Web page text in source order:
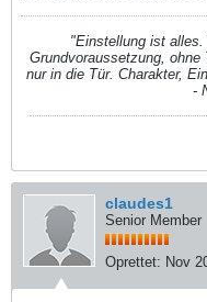
"Einstellung ist
Grundvoraussetzung,
nur in die Tür. Charakter,
-
claudes1
Senior Member
Oprettet: Nov